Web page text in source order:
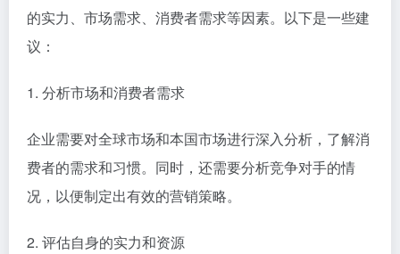
的实力、市场需求、消费者需求等因素。以下是一些建
议：
1. 分析市场和消费者需求
企业需要对全球市场和本国市场进行深入分析，了解消
费者的需求和习惯。同时，还需要分析竞争对手的情
况，以便制定出有效的营销策略。
2. 评估自身的实力和资源